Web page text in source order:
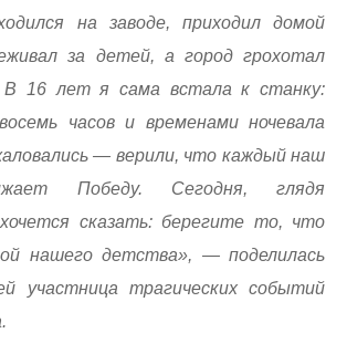
на заводе, приходил домой
за детей, а город грохотал
16 лет я сама встала к станку:
часов и временами ночевала
— верили, что каждый наш
Победу. Сегодня, глядя
сказать: берегите то, что
нашего детства», — поделилась
участница трагических событий